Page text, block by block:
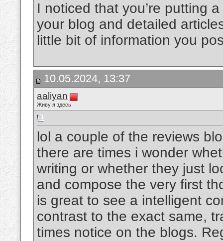
I noticed that you’re putting
your blog and detailed
little bit of information you
10.05.2024, 13:37
aaliyan
Живу я здесь
lol a couple of the reviews
there are times i wonder
writing or whether they just
and compose the very first
is great to see a intelligent
contrast to the exact same,
times notice on the blogs.